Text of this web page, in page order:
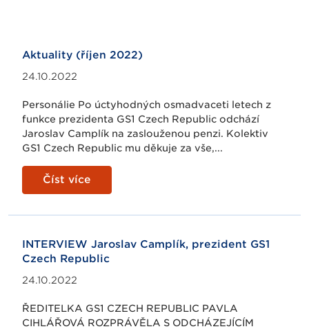
Aktuality (říjen 2022)
24.10.2022
Personálie Po úctyhodných osmadvaceti letech z
funkce prezidenta GS1 Czech Republic odchází
Jaroslav Camplík na zaslouženou penzi. Kolektiv
GS1 Czech Republic mu děkuje za vše,...
Číst více
INTERVIEW Jaroslav Camplík, prezident GS1
Czech Republic
24.10.2022
ŘEDITELKA GS1 CZECH REPUBLIC PAVLA
CIHLÁŘOVÁ ROZPRÁVĚLA S ODCHÁZEJÍCÍM